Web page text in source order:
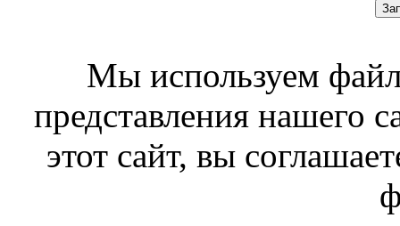
Мы используем
представления нашего
этот сайт, вы